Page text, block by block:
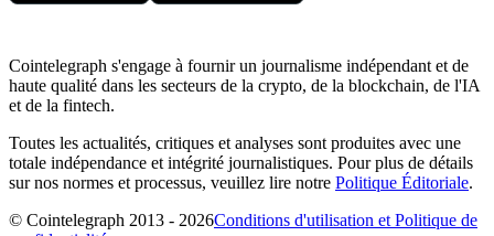
Cointelegraph s'engage à fournir un journalisme indépendant et de
haute qualité dans les secteurs de la crypto, de la blockchain, de l'IA
et de la fintech.
Toutes les actualités, critiques et analyses sont produites avec une
totale indépendance et intégrité journalistiques. Pour plus de détails
sur nos normes et processus, veuillez lire notre Politique Éditoriale.
© Cointelegraph 2013 - 2026Conditions d'utilisation et Politique de